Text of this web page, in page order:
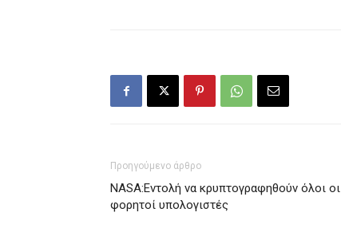
Προηγούμενο άρθρο
NASA:Εντολή να κρυπτογραφηθούν όλοι οι
φορητοί υπολογιστές